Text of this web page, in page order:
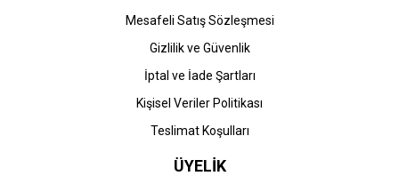
HP CF411A-410A (M377-
M452-M477) Orjinal Mavi
HP
HP CF411A-410A (M377-
Toner
Mesafeli Satış Sözleşmesi
Gizlilik ve Güvenlik
İptal ve İade Şartları
Kişisel Veriler Politikası
Teslimat Koşulları
ÜYELİK